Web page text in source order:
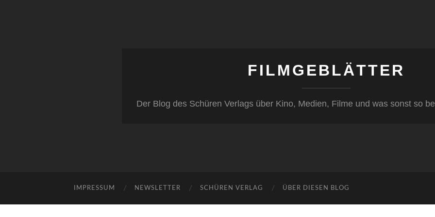
FILMGEBLÄTTER
Der Blog des Schüren Verlags über Kino, Medien, Filme und was sonst so
IMPRESSUM NEWSLETTER SCHÜREN VERLAG ÜBER DIESEN BLOG